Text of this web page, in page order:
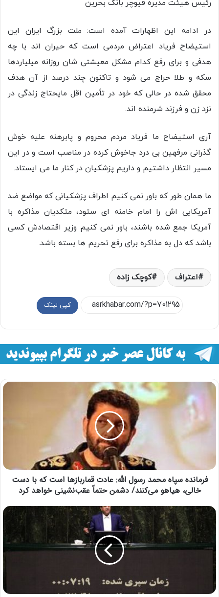
رئیس هیئت مدیره فیوچر بانک بحرین
در ادامه این اظهارات آمده است: ملت بزرگ ایران این
استیضاح فریاد اعتراض مردمی است که حیران اند با چه
هدفی و برای رفع کدام مشکل معیشتی شان روزانه میلیاردها
سکه و طلا حراج می شود و تاکنون چند درصد از آن هدف
محقق شده در حالی که خود در تأمین اقل مایحتاج زندگی در
نزد زن و فرزند شرمنده اند.
آری استیضاح ما فریاد مردم محروم و پابرهنه علیه خوش
گذرانی مرفهین بی درد جاخوش کرده در مناصب است و در این
مسیر انتظار داشتیم و داریم پزشکیان در کنار ما می ایستاد.
ما همان طور که باور نمی کنیم اطراف پزشکیانی که مواضع ضد
آمریکایی اش را امام خامنه ای ستود، متکدیان مذاکره با
آمریکا جمع شده باشند، باور نمی کنیم وزیر اقتصادش کسی
باشد که دل به مذاکره برای رفع تحریم ها بسته باشد.
اعتراف کوچک زاده
کپی لینک
فرمانده سپاه محمد رسول الله: عادت قماربازها است که با دست
خالی، هیاهو می‌کنند/ دشمن حتماً عقب‌نشینی خواهد کرد